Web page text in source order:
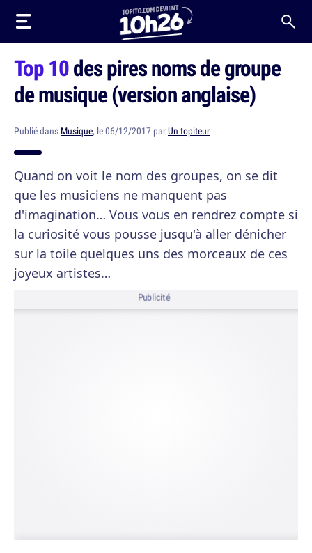
Top 10des pires noms de groupe
de musique (version anglaise)
Publié dans Musique, le 06/12/2017 parUn topiteur
Quand on voit le nom des groupes, on se dit
que les musiciens ne manquent pas
d'imagination… Vous vous en rendrez compte si
la curiosité vous pousse jusqu'à aller dénicher
sur la toile quelques uns des morceaux de ces
joyeux artistes…
Publicité